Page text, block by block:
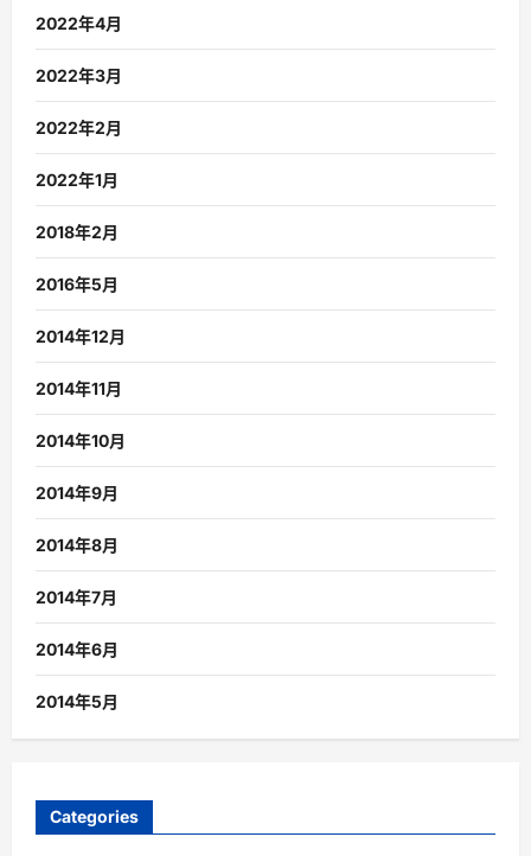
2022年4月
2022年3月
2022年2月
2022年1月
2018年2月
2016年5月
2014年12月
2014年11月
2014年10月
2014年9月
2014年8月
2014年7月
2014年6月
2014年5月
Categories